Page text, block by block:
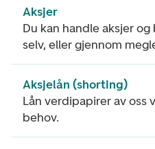
Aksjer
Du kan handle aksjer
selv, eller gjennom
Aksjelån (shorting)
Lån verdipapirer av oss
behov.